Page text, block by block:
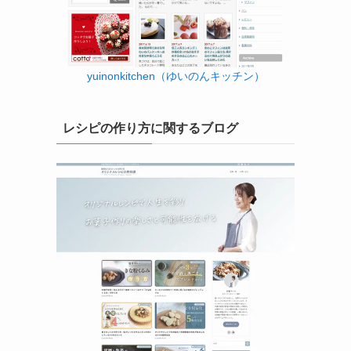
yuinonkitchen（ゆいのんキッチン）
レシピの作り方に関するブログ